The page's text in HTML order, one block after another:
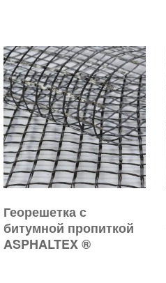
Георешетка с
битумной пропиткой
ASPHALTEX ®